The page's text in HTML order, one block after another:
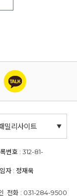
밀리사이트
번호 : 312-81-
자 : 정재욱
전화 : 031-284-9500